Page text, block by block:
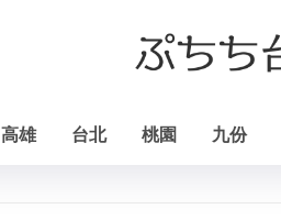
高雄 台北 桃園 九份